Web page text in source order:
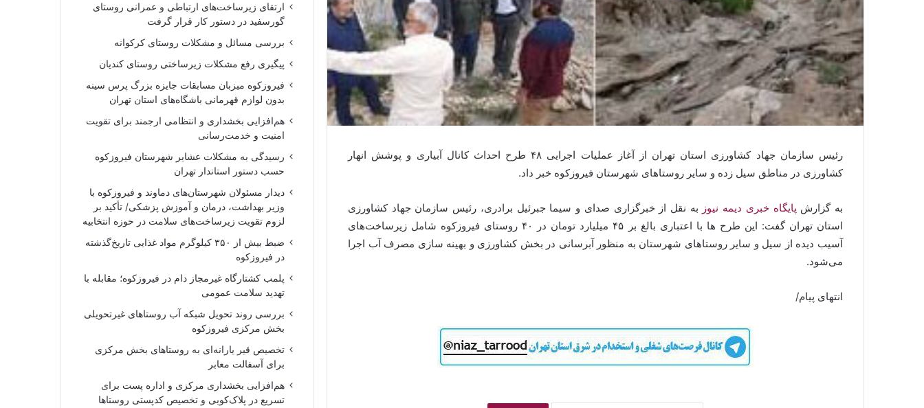
رئیس سازمان جهاد کشاورزی استان تهران از آغاز عملیات اجرایی ۴۸ طرح احداث کانال آبیاری و پوشش انهار
کشاورزی در مناطق سیل زده و سایر روستا‌های شهرستان فیروزکوه خبر داد.
به گزارش پایگاه خبری دیمه نیوز به نقل از خبرگزاری صدای و سیما جبرئیل برادری، رئیس سازمان جهاد کشاورزی
استان تهران گفت: این طرح ها با اعتباری بالغ بر ۴۵ میلیارد تومان در ۴۰ روستای فیروزکوه شامل زیرساخت‌های
آسیب دیده از سیل و سایر روستا‌های شهرستان به منظور آبرسانی در بخش کشاورزی و بهینه سازی مصرف آب اجرا
می‌شود.
انتهای پیام/
ارتقای زیرساخت‌های ارتباطی و عمرانی روستای
گورسفید در دستور کار قرار گرفت
بررسی مسائل و مشکلات روستای کرکوانه
پیگیری رفع مشکلات زیرساختی روستای کندیان
فیروزکوه میزبان مسابقات جایزه بزرگ پرس سینه
بدون لوازم قهرمانی باشگاه‌های استان تهران
هم‌افزایی بخشداری و انتظامی ارجمند برای تقویت
امنیت و خدمت‌رسانی
رسیدگی به مشکلات عشایر شهرستان فیروزکوه
حسب دستور استاندار تهران
دیدار مسئولان شهرستان‌های دماوند و فیروزکوه با
وزیر بهداشت، درمان و آموزش پزشکی/ تأکید بر
لزوم تقویت زیرساخت‌های سلامت در حوزه انتخابیه
ضبط بیش از ۳۵۰ کیلوگرم مواد غذایی تاریخ‌گذشته
در فیروزکوه
پلمب کشتارگاه غیرمجاز دام در فیروزکوه؛ مقابله با
تهدید سلامت عمومی
بررسی روند تحویل شبکه آب روستاهای غیرتحویلی
بخش مرکزی فیروزکوه
تخصیص قیر یارانه‌ای به روستاهای بخش مرکزی
برای آسفالت معابر
هم‌افزایی بخشداری مرکزی و اداره پست برای
تسریع در پلاک‌کوبی و تخصیص کدپستی روستاها